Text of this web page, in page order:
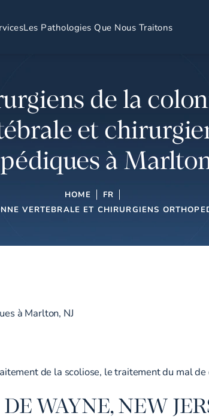
Les Pathologies Que Nous Traitons
de la
et
à
HOME
FR
VERTEBRALE ET CHIRURGIENS
à Marlton, NJ
de la scoliose, le traitement du mal
WAYNE, NEW